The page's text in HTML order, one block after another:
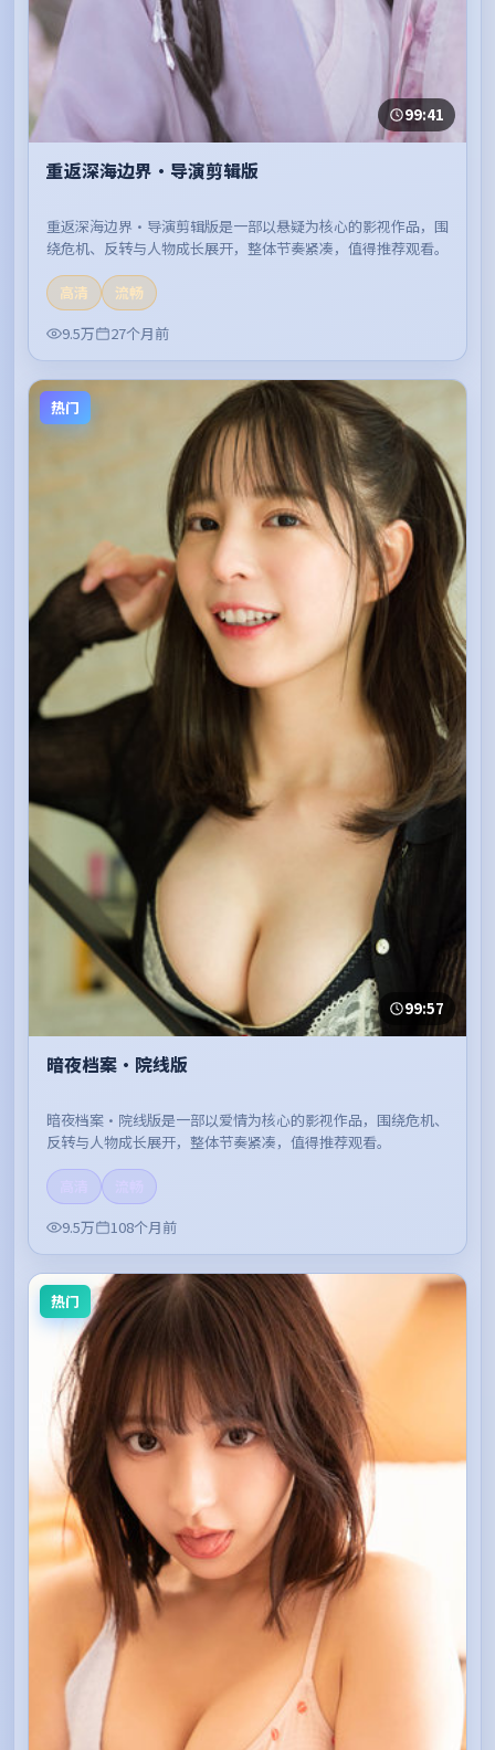
99:41
重返深海边界·导演剪辑版
重返深海边界·导演剪辑版是一部以悬疑为核心的影视作品，围
绕危机、反转与人物成长展开，整体节奏紧凑，值得推荐观看。
高清
流畅
9.5万
27个月前
热门
99:57
暗夜档案·院线版
暗夜档案·院线版是一部以爱情为核心的影视作品，围绕危机、
反转与人物成长展开，整体节奏紧凑，值得推荐观看。
9.5万
108个月前
热门